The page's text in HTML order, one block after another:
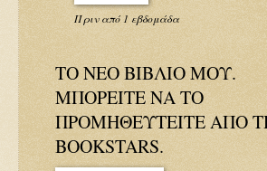
Πριν από 1 εβδομάδα
ΤΟ ΝΕΟ ΒΙΒΛΙΟ ΜΟΥ.
ΜΠΟΡΕΙΤΕ ΝΑ ΤΟ
ΠΡΟΜΗΘΕΥΤΕΙΤΕ ΑΠΟ
BOOKSTARS.